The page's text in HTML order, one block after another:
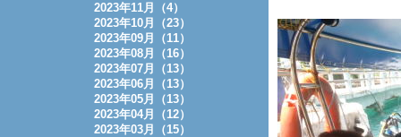
2023年11月（4）
2023年10月（23）
2023年09月（11）
2023年08月（16）
2023年07月（13）
2023年06月（13）
2023年05月（13）
2023年04月（12）
2023年03月（15）